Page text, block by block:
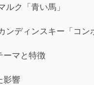
ルク「青い馬」
ンディンスキー「コン
ーマと特徴
影響